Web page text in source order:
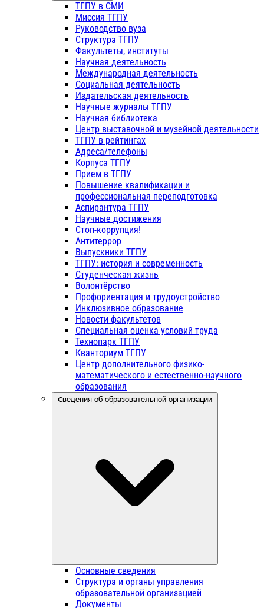
ТГПУ в СМИ
Миссия ТГПУ
Руководство вуза
Структура ТГПУ
Факультеты, институты
Научная деятельность
Международная деятельность
Социальная деятельность
Издательская деятельность
Научные журналы ТГПУ
Научная библиотека
Центр выставочной и музейной деятельности
ТГПУ в рейтингах
Адреса/телефоны
Корпуса ТГПУ
Прием в ТГПУ
Повышение квалификации и
профессиональная переподготовка
Аспирантура ТГПУ
Научные достижения
Стоп-коррупция!
Антитеррор
Выпускники ТГПУ
ТГПУ: история и современность
Студенческая жизнь
Волонтёрство
Профориентация и трудоустройство
Инклюзивное образование
Новости факультетов
Специальная оценка условий труда
Технопарк ТГПУ
Кванториум ТГПУ
Центр дополнительного физико-
математического и естественно-научного
образования
Сведения об образовательной организации
Основные сведения
Структура и органы управления
образовательной организацией
Документы